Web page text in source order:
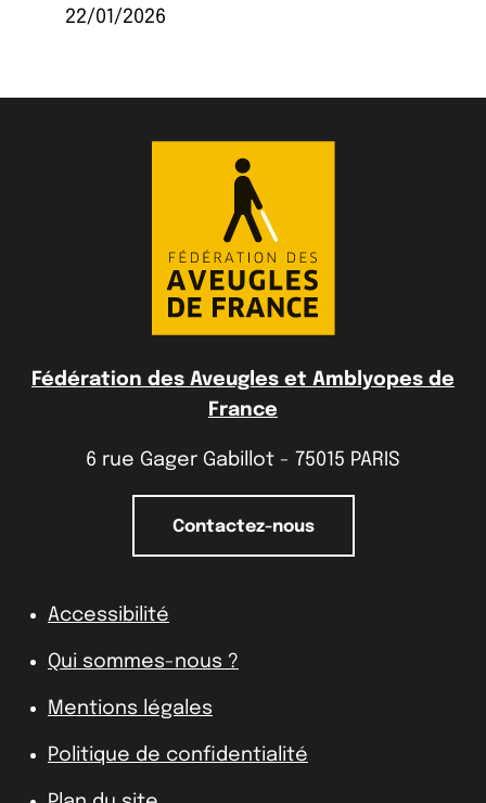
22/01/2026
Fédération des Aveugles et Amblyopes de
France
6 rue Gager Gabillot - 75015 PARIS
Contactez-nous
Accessibilité
Qui sommes-nous ?
Mentions légales
Politique de confidentialité